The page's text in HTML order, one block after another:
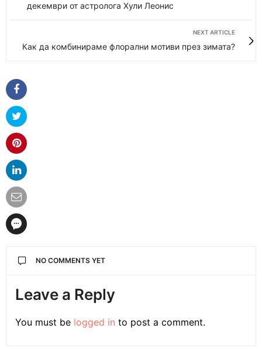
декември от астролога Хули Леонис
NEXT ARTICLE
Как да комбинираме флорални мотиви през зимата?
NO COMMENTS YET
Leave a Reply
You must be logged in to post a comment.